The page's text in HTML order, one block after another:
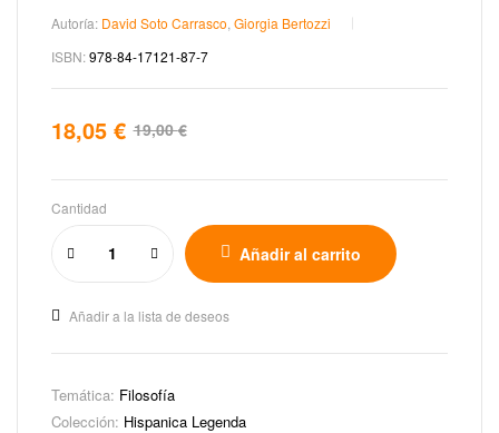
Autoría: David Soto Carrasco Giorgia Bertozzi
ISBN:978-84-17121-87-7
19,00€
18,05 €
Cantidad
Añadir al carrito
Añadir a la lista de deseos
Temática: Filosofía
Colección: Hispanica Legenda